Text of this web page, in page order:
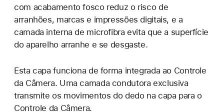
com acabamento fosco reduz o risco de
arranhões, marcas e impressões digitais, e a
camada interna de microfibra evita que a superfície
do aparelho arranhe e se desgaste.
Esta capa funciona de forma integrada ao Controle
da Câmera. Uma camada condutora exclusiva
transmite os movimentos do dedo na capa para o
Controle da Câmera.